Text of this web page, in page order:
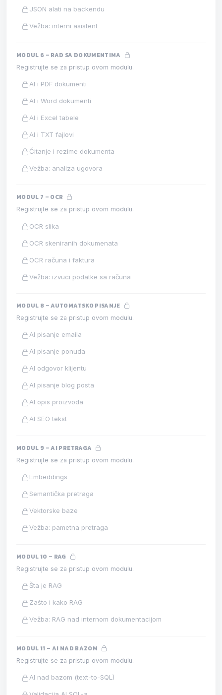
JSON alati na backendu
Vežba: interni asistent
MODUL 6 – RAD SA DOKUMENTIMA
Registrujte se za pristup ovom modulu.
AI i PDF dokumenti
AI i Word dokumenti
AI i Excel tabele
AI i TXT fajlovi
Čitanje i rezime dokumenta
Vežba: analiza ugovora
MODUL 7 – OCR
Registrujte se za pristup ovom modulu.
OCR slika
OCR skeniranih dokumenata
OCR računa i faktura
Vežba: izvuci podatke sa računa
MODUL 8 – AUTOMATSKO PISANJE
Registrujte se za pristup ovom modulu.
AI pisanje emaila
AI pisanje ponuda
AI odgovor klijentu
AI pisanje blog posta
AI opis proizvoda
AI SEO tekst
MODUL 9 – AI PRETRAGA
Registrujte se za pristup ovom modulu.
Embeddings
Semantička pretraga
Vektorske baze
Vežba: pametna pretraga
MODUL 10 – RAG
Registrujte se za pristup ovom modulu.
Šta je RAG
Zašto i kako RAG
Vežba: RAG nad internom dokumentacijom
MODUL 11 – AI NAD BAZOM
Registrujte se za pristup ovom modulu.
AI nad bazom (text-to-SQL)